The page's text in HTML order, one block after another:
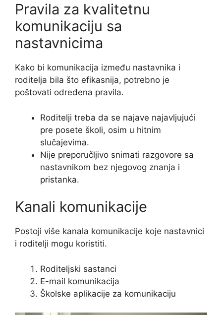
Pravila za kvalitetnu
komunikaciju sa
nastavnicima
Kako bi komunikacija između nastavnika i
roditelja bila što efikasnija, potrebno je
poštovati određena pravila.
Roditelji treba da se najave najavljujući
pre posete školi, osim u hitnim
slučajevima.
Nije preporučljivo snimati razgovore sa
nastavnikom bez njegovog znanja i
pristanka.
Kanali komunikacije
Postoji više kanala komunikacije koje nastavnici
i roditelji mogu koristiti.
Roditeljski sastanci
E-mail komunikacija
Školske aplikacije za komunikaciju